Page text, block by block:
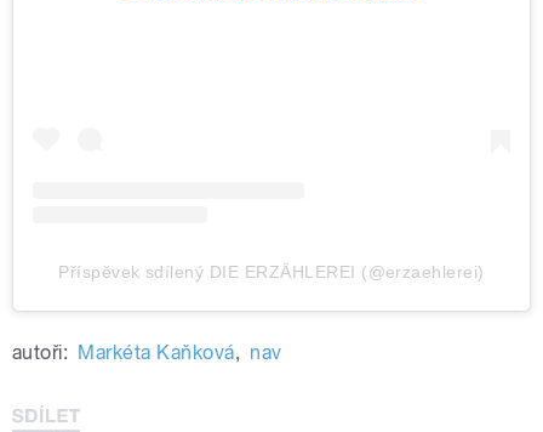
Příspěvek sdílený DIE ERZÄHLEREI (@erzaehlerei)
autoři: Markéta Kaňková, nav